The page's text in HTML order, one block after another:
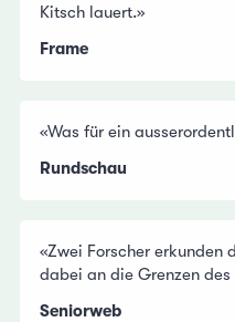
Kitsch lauert.»
Frame
«Was für ein
Rundschau
«Zwei Forscher erkunden
dabei an die Grenzen des
Seniorweb